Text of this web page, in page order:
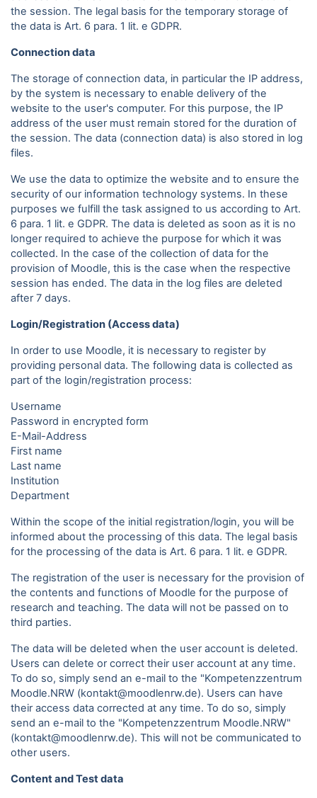
the session. The legal basis for the temporary storage of
the data is Art. 6 para. 1 lit. e GDPR.
Connection data
The storage of connection data, in particular the IP address,
by the system is necessary to enable delivery of the
website to the user's computer. For this purpose, the IP
address of the user must remain stored for the duration of
the session. The data (connection data) is also stored in log
files.
We use the data to optimize the website and to ensure the
security of our information technology systems. In these
purposes we fulfill the task assigned to us according to Art.
6 para. 1 lit. e GDPR. The data is deleted as soon as it is no
longer required to achieve the purpose for which it was
collected. In the case of the collection of data for the
provision of Moodle, this is the case when the respective
session has ended. The data in the log files are deleted
after 7 days.
Login/Registration (Access data)
In order to use Moodle, it is necessary to register by
providing personal data. The following data is collected as
part of the login/registration process:
Username
Password in encrypted form
E-Mail-Address
First name
Last name
Institution
Department
Within the scope of the initial registration/login, you will be
informed about the processing of this data. The legal basis
for the processing of the data is Art. 6 para. 1 lit. e GDPR.
The registration of the user is necessary for the provision of
the contents and functions of Moodle for the purpose of
research and teaching. The data will not be passed on to
third parties.
The data will be deleted when the user account is deleted.
Users can delete or correct their user account at any time.
To do so, simply send an e-mail to the "Kompetenzzentrum
Moodle.NRW (kontakt@moodlenrw.de). Users can have
their access data corrected at any time. To do so, simply
send an e-mail to the "Kompetenzzentrum Moodle.NRW"
(kontakt@moodlenrw.de). This will not be communicated to
other users.
Content and Test data